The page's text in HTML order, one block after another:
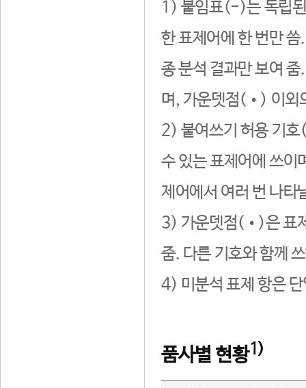
1) 붙임표(-)는 독립된
한 표제어에 한 번만
종 분석 결과만 보여
며, 가운뎃점(•) 이외
2) 붙여쓰기 허용 기호
수 있는 표제어에 쓰이
제어에서 여러 번 나타
3) 가운뎃점(•)은 표
줌. 다른 기호와 함께
4) 미분석 표제 항은
품사별 현황1)